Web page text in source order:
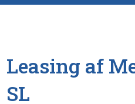
Leasing af
SL